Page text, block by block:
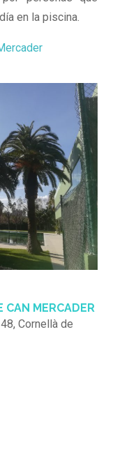
en la piscina.
CAN MERCADER
Cornellà de